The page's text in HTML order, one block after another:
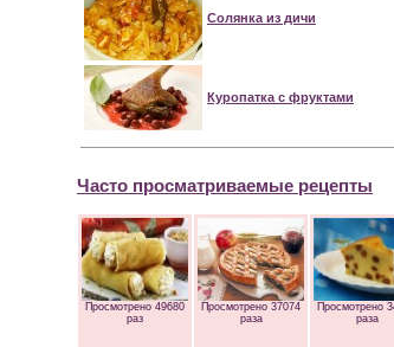
Солянка из дичи
Куропатка с фруктами
Часто просматриваемые рецепты
Просмотрено 49680
раз
Просмотрено 37074
раза
Просмотрено
раза